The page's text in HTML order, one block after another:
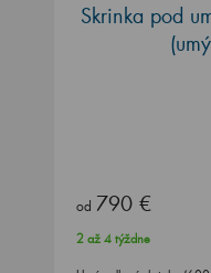
Skrinka pod
od 790 €
2 až 4 týždne